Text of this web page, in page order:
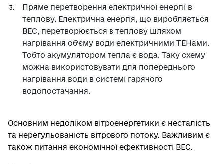
Пряме перетворення електричної енергії в
теплову. Електрична енергія, що виробляється
ВЕС, перетворюється в теплову шляхом
нагрівання об’єму води електричними ТЕНами.
Тобто акумулятором тепла є вода. Таку схему
можна використовувати для попереднього
нагрівання води в системі гарячого
водопостачання.
Основним недоліком вітроенергетики є несталість
та нерегульованість вітрового потоку. Важливим є
також питання економічної ефективності ВЕС.